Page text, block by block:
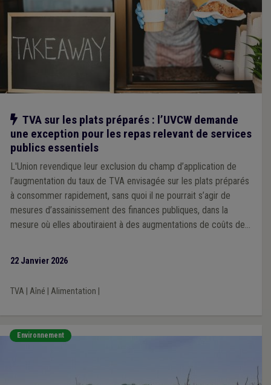
Notre action
TVA sur les plats préparés : l’UVCW demande
une exception pour les repas relevant de services
publics essentiels
L'Union revendique leur exclusion du champ d’application de
l’augmentation du taux de TVA envisagée sur les plats préparés
à consommer rapidement, sans quoi il ne pourrait s’agir de
mesures d’assainissement des finances publiques, dans la
mesure où elles aboutiraient à des augmentations de coûts de
22 Janvier 2026
TVA Aîné Alimentation
Environnement